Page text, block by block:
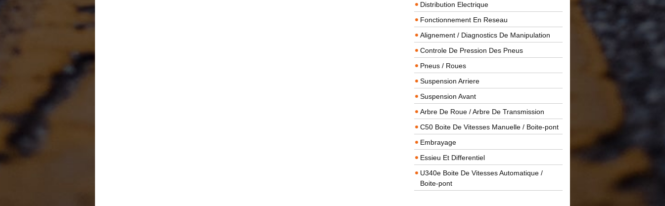
Distribution Electrique
Fonctionnement En Reseau
Alignement / Diagnostics De Manipulation
Controle De Pression Des Pneus
Pneus / Roues
Suspension Arriere
Suspension Avant
Arbre De Roue / Arbre De Transmission
C50 Boite De Vitesses Manuelle / Boite-pont
Embrayage
Essieu Et Differentiel
U340e Boite De Vitesses Automatique /
Boite-pont